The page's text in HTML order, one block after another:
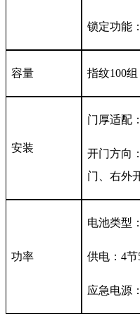
锁定功能
容量 指纹100
安装
门厚适配
开门方向
门、右外
功率
电池类型
供电：4
应急电源